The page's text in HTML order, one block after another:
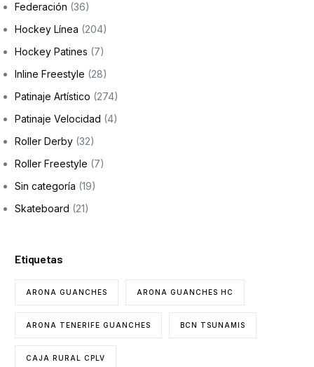
Federación (36)
Hockey Línea (204)
Hockey Patines (7)
Inline Freestyle (28)
Patinaje Artístico (274)
Patinaje Velocidad (4)
Roller Derby (32)
Roller Freestyle (7)
Sin categoría (19)
Skateboard (21)
Etiquetas
ARONA GUANCHES ARONA GUANCHES HC
ARONA TENERIFE GUANCHES BCN TSUNAMIS
CAJA RURAL CPLV